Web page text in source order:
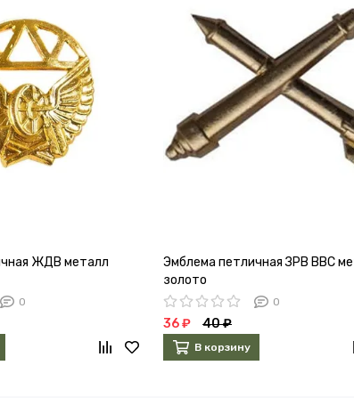
ЖДВ металл
0
Эмблема петличная ЗРВ ВВС
золото
0
36 ₽ 40 ₽
В корзину